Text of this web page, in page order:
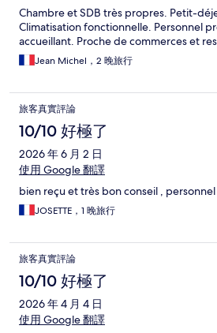
Chambre et SDB très propres. Petit-
Climatisation fonctionnelle. Personnel
accueillant. Proche de commerces et
Jean Michel，2 晚旅行
旅客真實評論
10/10 好極了
2026 年 6 月 2 日
使用 Google 翻譯
bien reçu et très bon conseil ,
JOSETTE，1 晚旅行
旅客真實評論
10/10 好極了
2026 年 4 月 4 日
使用 Google 翻譯